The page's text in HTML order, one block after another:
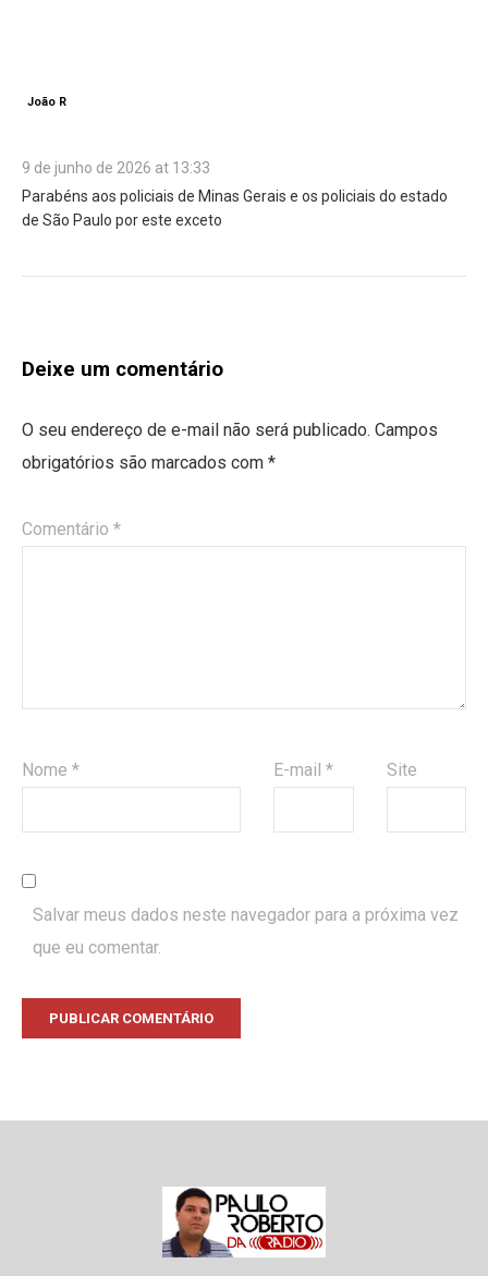
João R
9 de junho de 2026 at 13:33
Parabéns aos policiais de Minas Gerais e os policiais do estado
de São Paulo por este exceto
Deixe um comentário
O seu endereço de e-mail não será publicado. Campos
obrigatórios são marcados com *
Comentário *
Nome * E-mail * Site
Salvar meus dados neste navegador para a próxima vez
que eu comentar.